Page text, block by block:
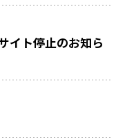
イト停止のお知ら